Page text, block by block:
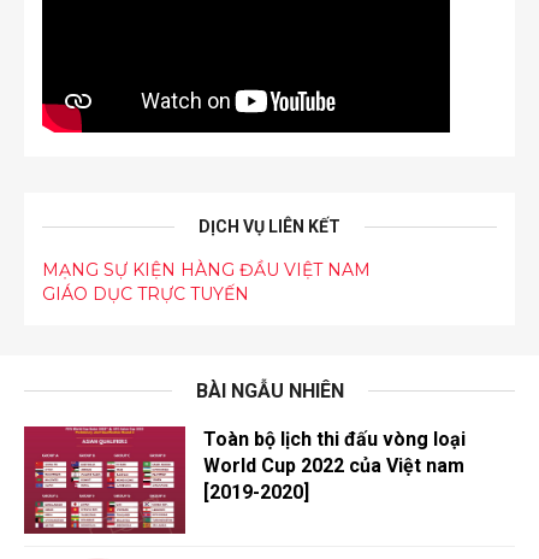
DỊCH VỤ LIÊN KẾT
MẠNG SỰ KIỆN HÀNG ĐẦU VIỆT NAM
GIÁO DỤC TRỰC TUYẾN
BÀI NGẪU NHIÊN
Toàn bộ lịch thi đấu vòng loại
World Cup 2022 của Việt nam
[2019-2020]